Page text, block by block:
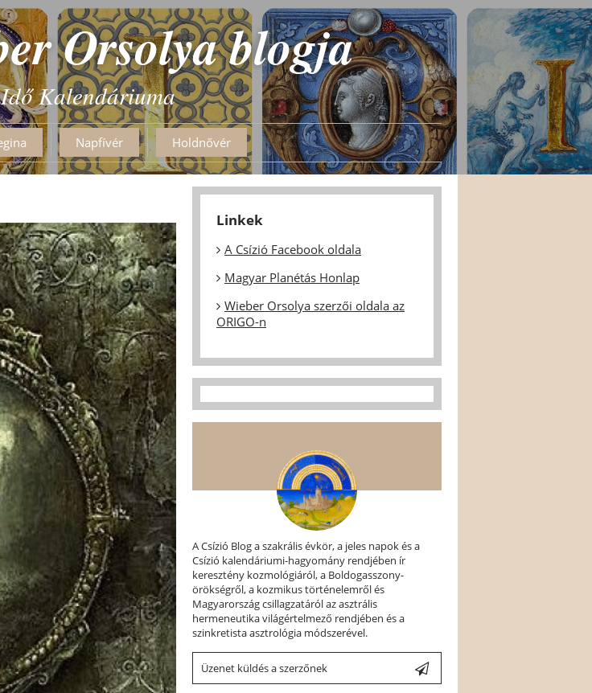
Orsolya blogja
Kalendáriuma
Napfívér Holdnővér
Linkek
A Csízió Facebook oldala
Magyar Planétás Honlap
Wieber Orsolya szerzői oldala az
ORIGO-n
A Csízió Blog a szakrális évkör, a jeles napok és a
Csízió kalendáriumi-hagyomány rendjében ír
keresztény kozmológiáról, a Boldogasszony-
örökségről, a kozmikus történelemről és
Magyarország csillagzatáról az asztrális
hermeneutika világértelmező rendjében és a
szinkretista asztrológia módszerével.
Üzenet küldés a szerzőnek